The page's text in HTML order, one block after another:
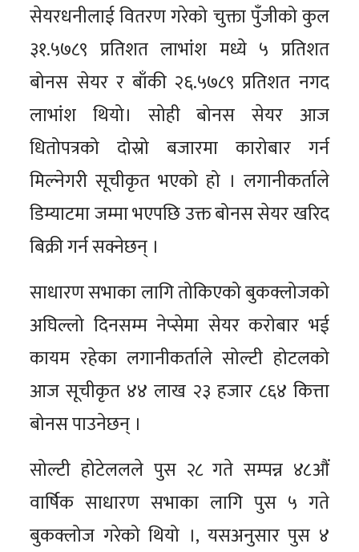
सेयरधनीलाई वितरण गरेको चुक्ता पुँजीको कुल
३१.५७८९ प्रतिशत लाभांश मध्ये ५ प्रतिशत
बोनस सेयर र बाँकी २६.५७८९ प्रतिशत नगद
लाभांश थियो। सोही बोनस सेयर आज
धितोपत्रको दोस्रो बजारमा कारोबार गर्न
मिल्नेगरी सूचीकृत भएको हो । लगानीकर्ताले
डिम्याटमा जम्मा भएपछि उक्त बोनस सेयर खरिद
बिक्री गर्न सक्नेछन् ।
साधारण सभाका लागि तोकिएको बुकक्लोजको
अघिल्लो दिनसम्म नेप्सेमा सेयर करोबार भई
कायम रहेका लगानीकर्ताले सोल्टी होटलको
आज सूचीकृत ४४ लाख २३ हजार ८६४ कित्ता
बोनस पाउनेछन् ।
सोल्टी होटेललले पुस २८ गते सम्पन्न ४८औं
वार्षिक साधारण सभाका लागि पुस ५ गते
बुकक्लोज गरेको थियो ।, यसअनुसार पुस ४